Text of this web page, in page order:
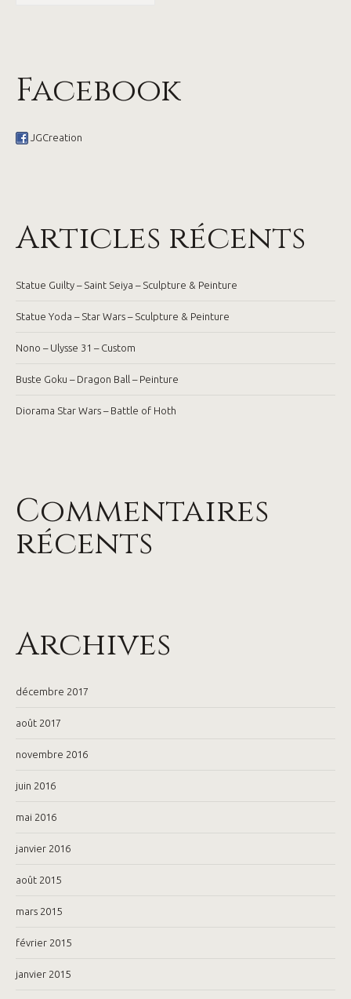
Facebook
JGCreation
Articles récents
Statue Guilty – Saint Seiya – Sculpture & Peinture
Statue Yoda – Star Wars – Sculpture & Peinture
Nono – Ulysse 31 – Custom
Buste Goku – Dragon Ball – Peinture
Diorama Star Wars – Battle of Hoth
Commentaires
récents
Archives
décembre 2017
août 2017
novembre 2016
juin 2016
mai 2016
janvier 2016
août 2015
mars 2015
février 2015
janvier 2015